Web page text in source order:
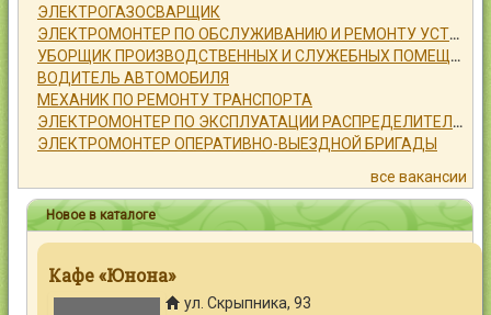
ЭЛЕКТРОГАЗОСВАРЩИК
ЭЛЕКТРОМОНТЕР ПО ОБСЛУЖИВАНИЮ И РЕМОНТУ УСТРОЙСТВ СИГНАЛИЗАЦИИ, ЦЕНТРАЛИЗАЦИИ И БЛОКИРОВКИ
УБОРЩИК ПРОИЗВОДСТВЕННЫХ И СЛУЖЕБНЫХ ПОМЕЩЕНИЙ
ВОДИТЕЛЬ АВТОМОБИЛЯ
МЕХАНИК ПО РЕМОНТУ ТРАНСПОРТА
ЭЛЕКТРОМОНТЕР ПО ЭКСПЛУАТАЦИИ РАСПРЕДЕЛИТЕЛЬНЫХ СЕТЕЙ
ЭЛЕКТРОМОНТЕР ОПЕРАТИВНО-ВЫЕЗДНОЙ БРИГАДЫ
все вакансии
Новое в каталоге
Кафе «Юнона»
ул. Скрыпника, 93